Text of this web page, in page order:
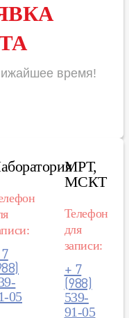
время!
05
МРТ,
МСКТ
Телефон
для
записи:
+ 7
(988)
539-
91-05